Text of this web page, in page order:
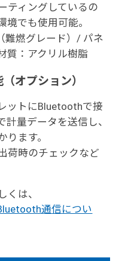
ティングしているの
境でも使用可能。
難燃グレード）/ パネ
質：アクリル樹脂
オプション）
ットにBluetoothで接
量データを送信し、
ます。
荷時のチェックなど
くは、
通信につい